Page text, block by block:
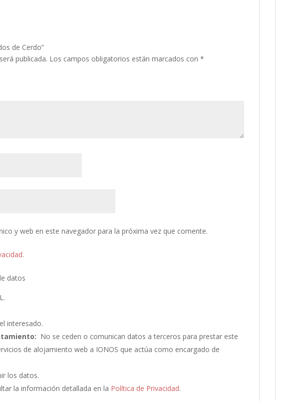
de Cerdo”
publicada. Los campos obligatorios están marcados con*
y web en este navegador para la próxima vez que comente.
.
datos
interesado.
No se ceden o comunican datos a terceros para prestar este
de alojamiento web a IONOS que actúa como encargado de
los datos.
la información detallada en la Política de Privacidad.